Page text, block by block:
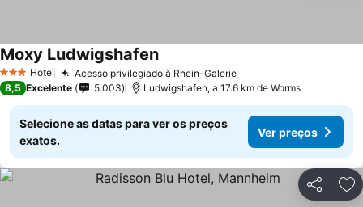
3 EstrelasHotel Acesso privilegiado à Rhein-Galerie
Moxy Ludwigshafen
8,5 Excelente 5.003 Ludwigshafen, a 17.6 km de Worms
Selecione as datas para ver os preços
exatos.
Ver preços
Partilhar